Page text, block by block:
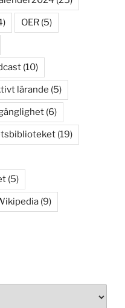
OER (5)
(10)
lärande (5)
(6)
(19)
(5)
(9)